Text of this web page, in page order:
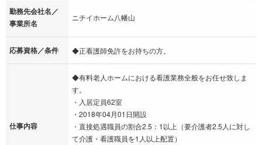
勤務先会社名／
事業所名
ニチイホーム八幡山
応募資格／条件 ◆正看護師免許をお持ちの方。
仕事内容
◆有料老人ホームにおける看護業務全般をお任せ致しま
す。
・入居定員62室
・2018年04月01日開設
・直接処遇職員の割合2.5：1以上（要介護者2.5人に対し
て介護・看護職員を1人以上配置）